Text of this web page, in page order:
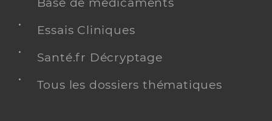
Base de médicaments
Essais Cliniques
Santé.fr Décryptage
Tous les dossiers thématiques